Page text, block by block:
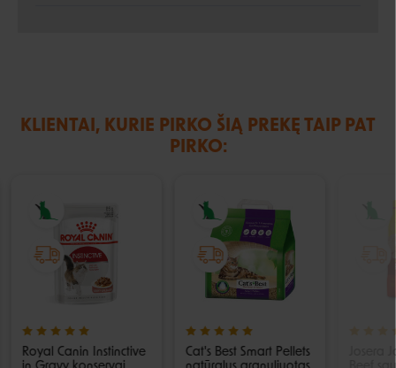
KLIENTAI, KURIE PIRKO ŠIĄ PREKĘ TAIP PAT
PIRKO:
Royal Canin Instinctive
Cat's Best Smart Pellets
Josera